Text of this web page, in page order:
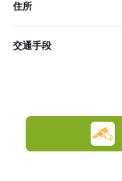
住所
交通手段